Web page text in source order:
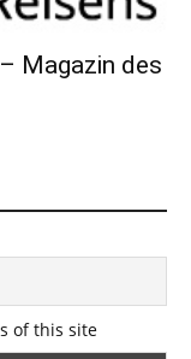
Magazin des
of this site